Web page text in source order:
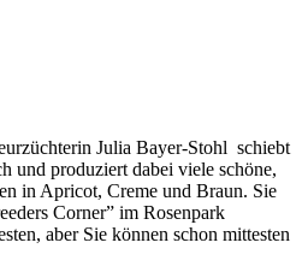
Julia Bayer-Stohl schiebt
und produziert dabei viele schöne,
in Apricot, Creme und Braun. Sie
Corner” im Rosenpark
aber Sie können schon mittesten